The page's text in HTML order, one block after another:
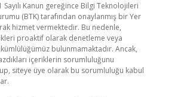
Sayılı Kanun gereğince Bilgi Teknolojileri
(BTK) tarafından onaylanmış bir Yer
hizmet vermektedir. Bu nedenle,
proaktif olarak denetleme veya
bulunmamaktadır. Ancak,
içeriklerin sorumluluğunu
siteye üye olarak bu sorumluluğu kabul